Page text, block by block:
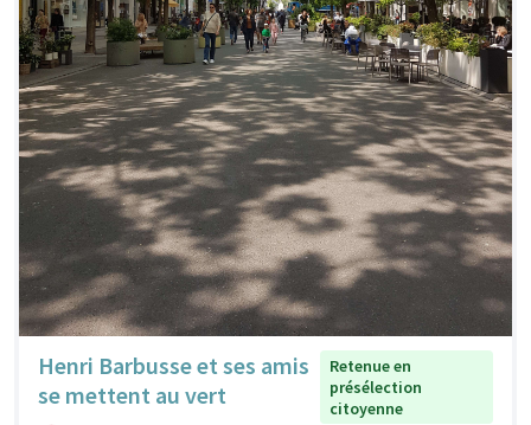
Henri Barbusse et ses amis
se mettent au vert
Retenue en
présélection
citoyenne